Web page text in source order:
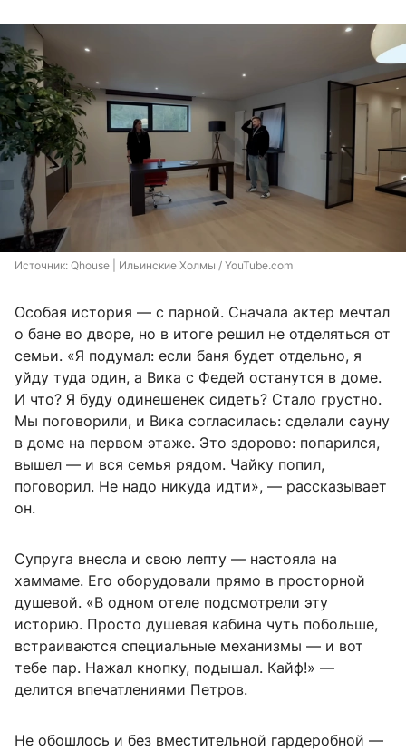
Источник: Qhouse | Ильинские Холмы / YouTube.com
Особая история — с парной. Сначала актер мечтал
о бане во дворе, но в итоге решил не отделяться от
семьи. «Я подумал: если баня будет отдельно, я
уйду туда один, а Вика с Федей останутся в доме.
И что? Я буду одинешенек сидеть? Стало грустно.
Мы поговорили, и Вика согласилась: сделали сауну
в доме на первом этаже. Это здорово: попарился,
вышел — и вся семья рядом. Чайку попил,
поговорил. Не надо никуда идти», — рассказывает
он.
Супруга внесла и свою лепту — настояла на
хаммаме. Его оборудовали прямо в просторной
душевой. «В одном отеле подсмотрели эту
историю. Просто душевая кабина чуть побольше,
встраиваются специальные механизмы — и вот
тебе пар. Нажал кнопку, подышал. Кайф!» —
делится впечатлениями Петров.
Не обошлось и без вместительной гардеробной —